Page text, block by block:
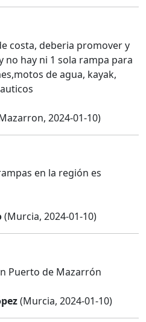
costa, deberia promover y
no hay ni 1 sola rampa para
de agua, kayak,
2024-01-10)
en la región es
(Murcia, 2024-01-10)
Puerto de Mazarrón
(Murcia, 2024-01-10)